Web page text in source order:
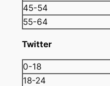
45-54
55-64
Twitter
0-18
18-24